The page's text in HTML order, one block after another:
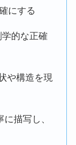
にする
的な正確
や構造を現
描写し、